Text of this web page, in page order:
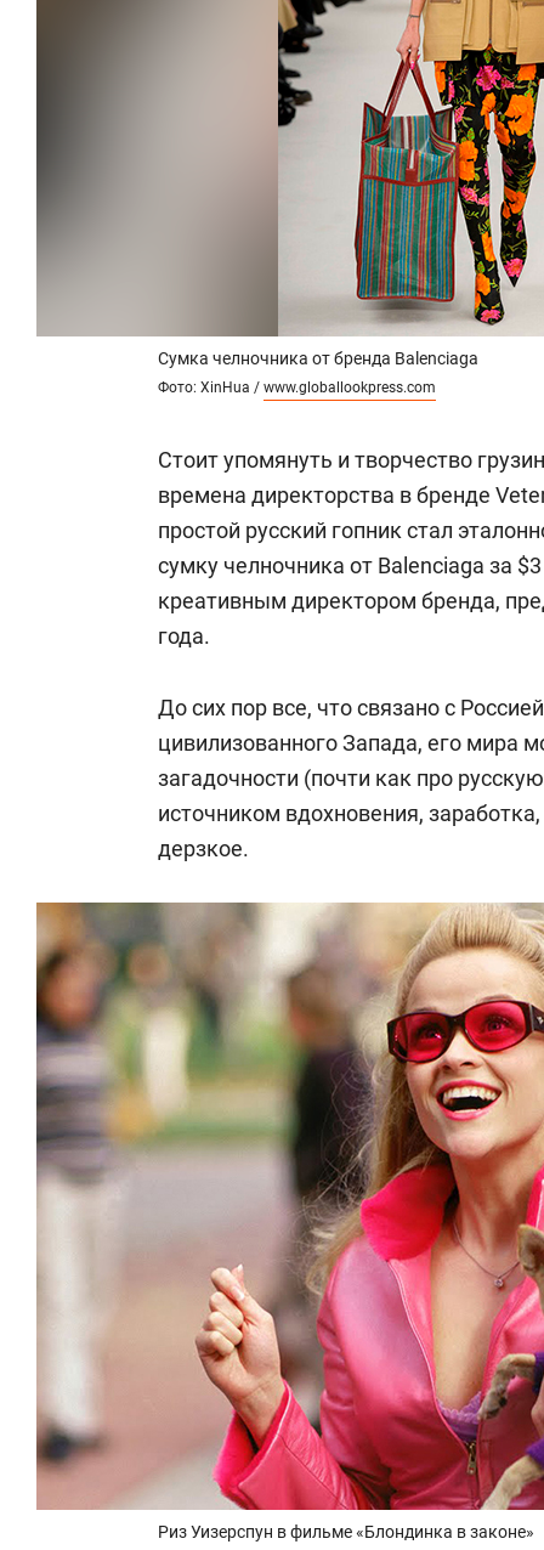
Сумка челночника от бренда Balenciaga
Фото: XinHua / www.globallookpress.com
Стоит упомянуть и творчество
времена директорства в бренде
простой русский гопник стал
сумку челночника от Balenciaga за
креативным директором бренда,
года.
До сих пор все, что связано с
цивилизованного Запада, его мира
загадочности (почти как про
источником вдохновения,
дерзкое.
Риз Уизерспун в фильме «Блондинка в законе»